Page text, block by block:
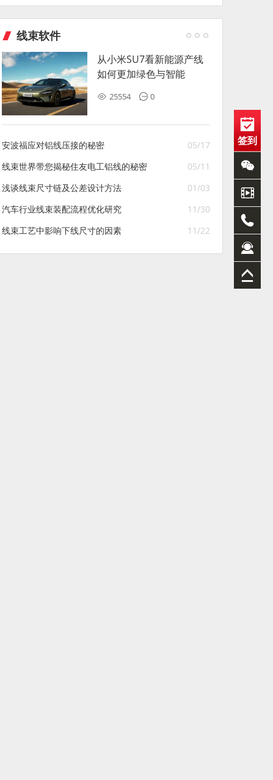
线束软件
从小米SU7看新能源产线
如何更加绿色与智能
25554 0
05/17
安波福应对铝线压接的秘密
05/11
线束世界带您揭秘住友电工铝线的秘密
01/03
浅谈线束尺寸链及公差设计方法
11/30
汽车行业线束装配流程优化研究
11/22
线束工艺中影响下线尺寸的因素
签到